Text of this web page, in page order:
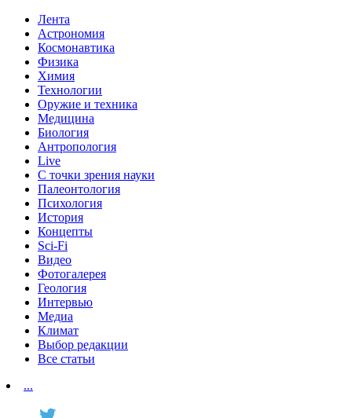
Лента
Астрономия
Космонавтика
Физика
Химия
Технологии
Оружие и техника
Медицина
Биология
Антропология
Live
С точки зрения науки
Палеонтология
Психология
История
Концепты
Sci-Fi
Видео
Фотогалерея
Геология
Интервью
Медиа
Климат
Выбор редакции
Все статьи
...